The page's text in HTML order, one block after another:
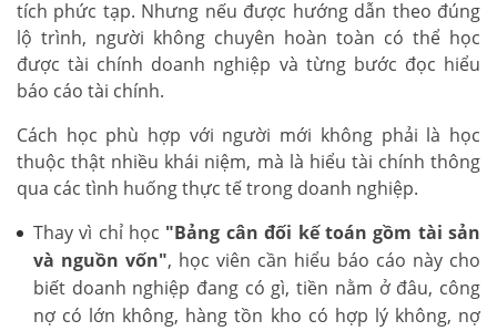
tích phức tạp. Nhưng nếu được hướng dẫn theo đúng
lộ trình, người không chuyên hoàn toàn có thể học
được tài chính doanh nghiệp và từng bước đọc hiểu
báo cáo tài chính.
Cách học phù hợp với người mới không phải là học
thuộc thật nhiều khái niệm, mà là hiểu tài chính thông
qua các tình huống thực tế trong doanh nghiệp.
Thay vì chỉ học "Bảng cân đối kế toán gồm tài sản
và nguồn vốn", học viên cần hiểu báo cáo này cho
biết doanh nghiệp đang có gì, tiền nằm ở đâu, công
nợ có lớn không, hàng tồn kho có hợp lý không, nợ